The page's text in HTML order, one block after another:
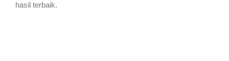
hasil terbaik.